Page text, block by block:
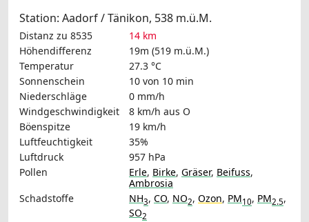
Station: Aadorf / Tänikon, 538 m.ü.M.
Distanz zu 8535
14 km
Höhendifferenz
19m (519 m.ü.M.)
Temperatur
27.3 °C
Sonnenschein
10 von 10 min
Niederschläge
0 mm/h
Windgeschwindigkeit
8 km/h aus O
Böenspitze
19 km/h
Luftfeuchtigkeit
35%
Luftdruck
957 hPa
Pollen
Erle, Birke, Gräser, Beifuss,
Ambrosia
Schadstoffe
NH3, CO, NO2, Ozon, PM10, PM2.5,
SO2